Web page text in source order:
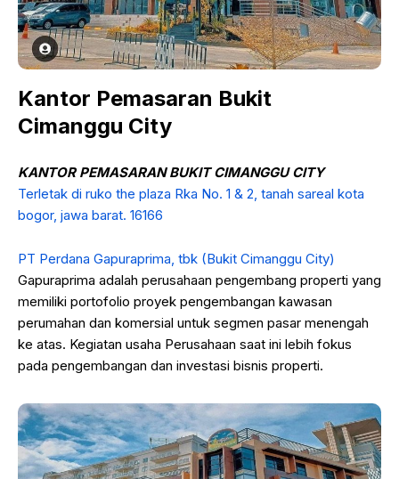
Kantor Pemasaran Bukit
Cimanggu City
KANTOR PEMASARAN BUKIT CIMANGGU CITY
Terletak di ruko the plaza Rka No. 1 & 2, tanah sareal kota
bogor, jawa barat. 16166
PT Perdana Gapuraprima, tbk (Bukit Cimanggu City)
Gapuraprima adalah perusahaan pengembang properti yang
memiliki portofolio proyek pengembangan kawasan
perumahan dan komersial untuk segmen pasar menengah
ke atas. Kegiatan usaha Perusahaan saat ini lebih fokus
pada pengembangan dan investasi bisnis properti.